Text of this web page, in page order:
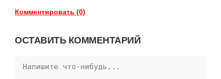
Комментировать (0)
ОСТАВИТЬ КОММЕНТАРИЙ